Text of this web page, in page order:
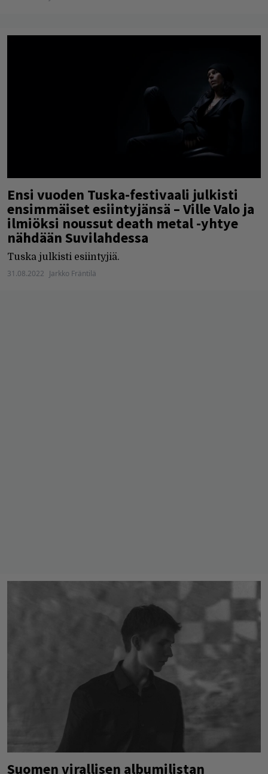
Ensi vuoden Tuska-festivaali julkisti
ensimmäiset esiintyjänsä – Ville Valo ja
ilmiöksi noussut death metal -yhtye
nähdään Suvilahdessa
Tuska julkisti esiintyjiä.
31.08.2022 Jarkko Fräntilä
Suomen virallisen albumilistan